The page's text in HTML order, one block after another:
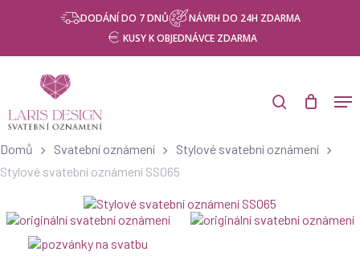
contentProducts
search
DODÁNÍ DO 7 DNŮ
NÁVRH DO 24H ZDARMA
KUSY K OBJEDNÁVCE ZDARMA
search
Domů Svatební oznámení
Stylové svatební oznámení
Stylové svatební oznámení SSO65